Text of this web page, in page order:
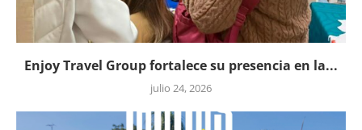
Enjoy Travel Group fortalece su presencia en la...
julio 24, 2026